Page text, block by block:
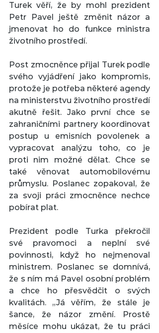
Turek věří, že by mohl prezident
Petr Pavel ještě změnit názor a
jmenovat ho do funkce ministra
životního prostředí.
Post zmocněnce přijal Turek podle
svého vyjádření jako kompromis,
protože je potřeba některé agendy
na ministerstvu životního prostředí
akutně řešit. Jako první chce se
zahraničními partnery koordinovat
postup u emisních povolenek a
vypracovat analýzu toho, co je
proti nim možné dělat. Chce se
také věnovat automobilovému
průmyslu. Poslanec zopakoval, že
za svoji práci zmocněnce nechce
pobírat plat.
Prezident podle Turka překročil
své pravomoci a neplní své
povinnosti, když ho nejmenoval
ministrem. Poslanec se domnívá,
že s ním má Pavel osobní problém
a chce ho přesvědčit o svých
kvalitách. „Já věřím, že stále je
šance, že názor změní. Prostě
měsíce mohu ukázat, že tu práci